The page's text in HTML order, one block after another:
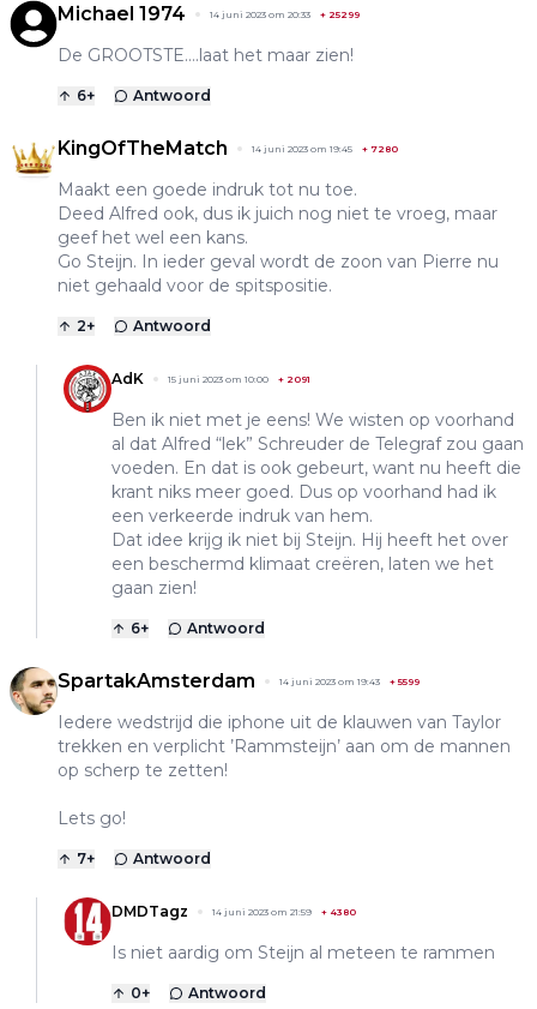
Michael 1974 14 juni 2023 om 20:33 + 25299
De GROOTSTE….laat het maar zien!
6+ Antwoord
KingOfTheMatch 14 juni 2023 om 19:45 + 7280
Maakt een goede indruk tot nu toe.
Deed Alfred ook, dus ik juich nog niet te vroeg, maar
geef het wel een kans.
Go Steijn. In ieder geval wordt de zoon van Pierre nu
niet gehaald voor de spitspositie.
2+ Antwoord
AdK 15 juni 2023 om 10:00 + 2091
Ben ik niet met je eens! We wisten op voorhand
al dat Alfred “lek” Schreuder de Telegraf zou gaan
voeden. En dat is ook gebeurt, want nu heeft die
krant niks meer goed. Dus op voorhand had ik
een verkeerde indruk van hem.
Dat idee krijg ik niet bij Steijn. Hij heeft het over
een beschermd klimaat creëren, laten we het
gaan zien!
6+ Antwoord
SpartakAmsterdam 14 juni 2023 om 19:43 +5599
Iedere wedstrijd die iphone uit de klauwen van Taylor
trekken en verplicht ’Rammsteijn’ aan om de mannen
op scherp te zetten!
Lets go!
7+ Antwoord
DMDTagz 14 juni 2023 om 21:59 + 4380
Is niet aardig om Steijn al meteen te rammen
0+ Antwoord